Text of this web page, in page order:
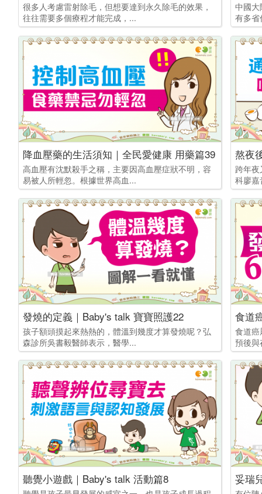
很多人考慮雷射除毛，但想要達到永久除毛的效果，
往往需要多個療程才能完成，...
中國
有多
降血壓藥的生活須知｜全民愛健康 用藥篇39
高血壓有沈默殺手之稱，主要因高血壓症狀不明，容
易被人所輕忽。根據世界高血...
熬夜
跨年
科廖
發燒的定義｜Baby's talk 寶寶照護22
孩子額頭摸起來熱熱的，體溫到幾度才算發燒呢？弘
森診所吳書毅醫師表示，醫學...
食道
食道
預後
聽覺小遊戲｜Baby's talk 活動篇8